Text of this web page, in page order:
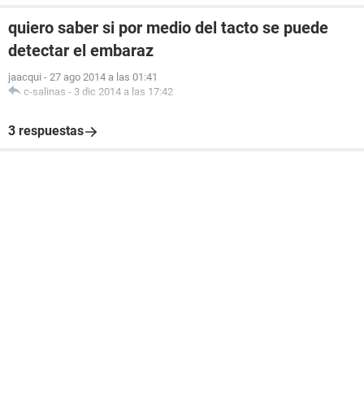
quiero saber si por medio del tacto se puede
detectar el embaraz
jaacqui - 27 ago 2014 a las 01:41
c-salinas - 3 dic 2014 a las 17:42
3 respuestas